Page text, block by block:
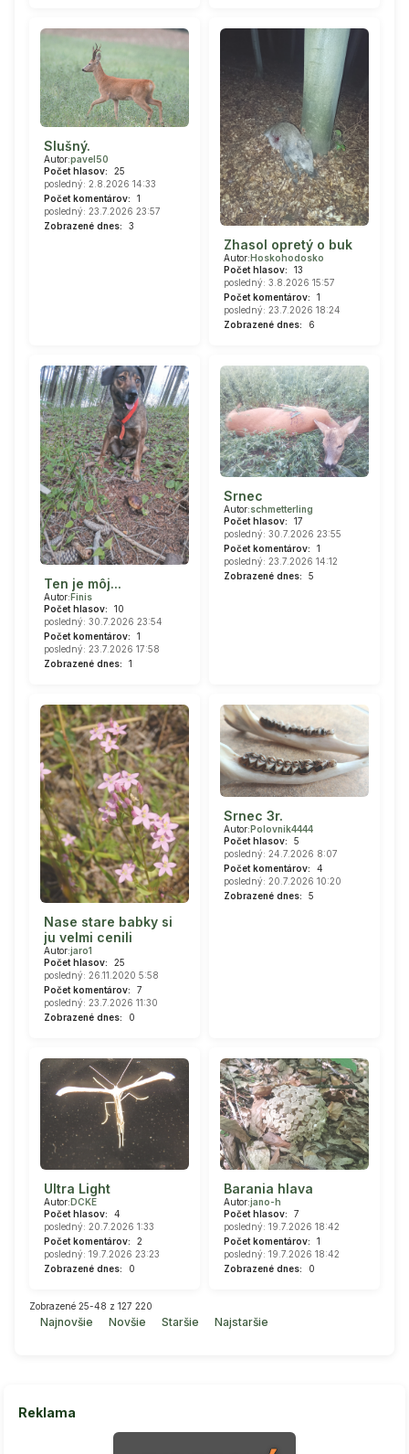
Slušný.
Autor:pavel50
Počet hlasov:
25
posledný: 2.8.2026 14:33
Počet komentárov:
1
posledný: 23.7.2026 23:57
Zobrazené dnes:
3
Zhasol opretý o buk
Autor:Hoskohodosko
Počet hlasov:
13
posledný: 3.8.2026 15:57
Počet komentárov:
1
posledný: 23.7.2026 18:24
Zobrazené dnes:
6
Ten je môj...
Autor:Finis
Počet hlasov:
10
posledný: 30.7.2026 23:54
Počet komentárov:
1
posledný: 23.7.2026 17:58
Zobrazené dnes:
1
Srnec
Autor:schmetterling
Počet hlasov:
17
posledný: 30.7.2026 23:55
Počet komentárov:
1
posledný: 23.7.2026 14:12
Zobrazené dnes:
5
Nase stare babky si
ju velmi cenili
Autor:jaro1
Počet hlasov:
25
posledný: 26.11.2020 5:58
Počet komentárov:
7
posledný: 23.7.2026 11:30
Zobrazené dnes:
0
Srnec 3r.
Autor:Polovnik4444
Počet hlasov:
5
posledný: 24.7.2026 8:07
Počet komentárov:
4
posledný: 20.7.2026 10:20
Zobrazené dnes:
5
Ultra Light
Autor: DCKE
Počet hlasov:
4
posledný: 20.7.2026 1:33
Počet komentárov:
2
posledný: 19.7.2026 23:23
Zobrazené dnes:
0
Barania hlava
Autor:jano-h
Počet hlasov:
7
posledný: 19.7.2026 18:42
Počet komentárov:
1
posledný: 19.7.2026 18:42
Zobrazené dnes:
0
Zobrazené 25-48 z 127 220
Najnovšie Novšie Staršie Najstaršie
Reklama